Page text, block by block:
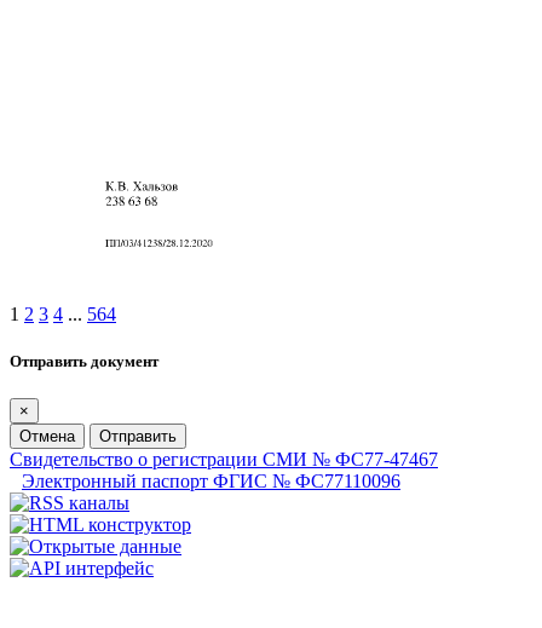
1 2 3 4 ... 564
Отправить документ
×
Отмена
Отправить
Свидетельство о регистрации СМИ № ФС77-47467
Электронный паспорт ФГИС № ФС77110096